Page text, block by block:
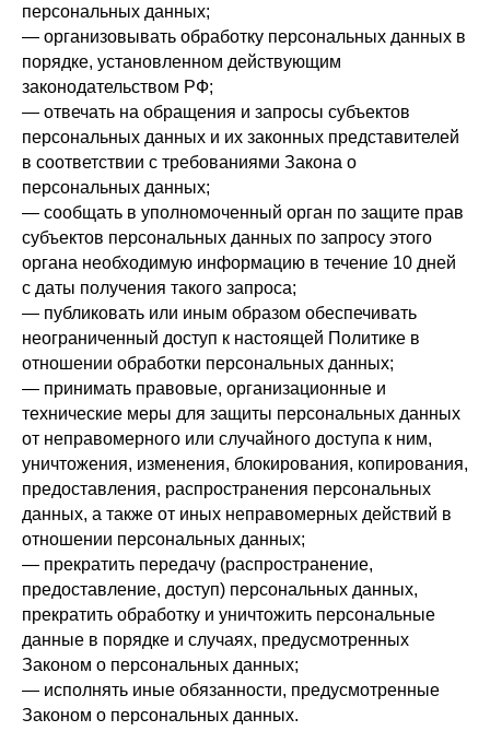
персональных данных;
— организовывать обработку персональных данных в
порядке, установленном действующим
законодательством РФ;
— отвечать на обращения и запросы субъектов
персональных данных и их законных представителей
в соответствии с требованиями Закона о
персональных данных;
— сообщать в уполномоченный орган по защите прав
субъектов персональных данных по запросу этого
органа необходимую информацию в течение 10 дней
с даты получения такого запроса;
— публиковать или иным образом обеспечивать
неограниченный доступ к настоящей Политике в
отношении обработки персональных данных;
— принимать правовые, организационные и
технические меры для защиты персональных данных
от неправомерного или случайного доступа к ним,
уничтожения, изменения, блокирования, копирования,
предоставления, распространения персональных
данных, а также от иных неправомерных действий в
отношении персональных данных;
— прекратить передачу (распространение,
предоставление, доступ) персональных данных,
прекратить обработку и уничтожить персональные
данные в порядке и случаях, предусмотренных
Законом о персональных данных;
— исполнять иные обязанности, предусмотренные
Законом о персональных данных.